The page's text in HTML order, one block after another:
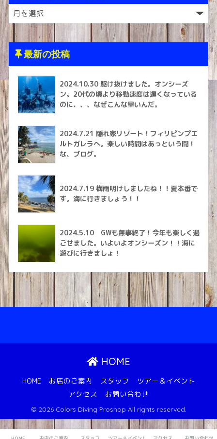
最新の投稿
2024.10.30 駆け抜けました。オンシーズ
ン。20代の頃より移動速度は遅くなっている
のに、、、なぜこんな早いんだ。
2024.7.21 隠れ家リゾート！フィリピンプエ
ルトガレラへ。楽しい時間はあっという間！
な、ブログ。
2024.7.19 梅雨明けしましたね！！夏本番で
す。海に行きましょう！！
2024.5.10 GWも無事終了！今年も楽しく過
ごせました。いよいよオンシーズン！！海に
遊びに行きましょ！
HOME
HOME お店のご案内 スタッフ
ツアー＆イベント
アクセス
お問い合わせ
© 2026 Colors Diving Proshop All rights reserved.